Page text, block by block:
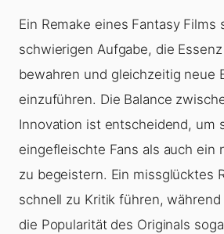
Ein Remake eines Fantasy Films
schwierigen Aufgabe, die
bewahren und gleichzeitig neue
einzuführen. Die Balance
Innovation ist entscheidend, um
eingefleischte Fans als auch ein
zu begeistern. Ein missglücktes
schnell zu Kritik führen,
die Popularität des Originals